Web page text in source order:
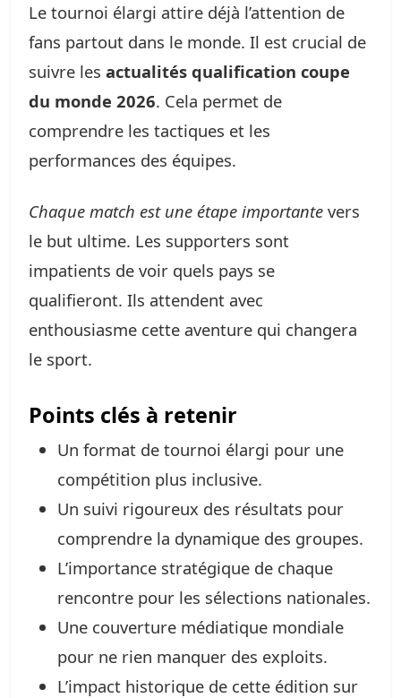
Le tournoi élargi attire déjà l’attention de
fans partout dans le monde. Il est crucial de
suivre les actualités qualification coupe
du monde 2026. Cela permet de
comprendre les tactiques et les
performances des équipes.
Chaque match est une étape importante vers
le but ultime. Les supporters sont
impatients de voir quels pays se
qualifieront. Ils attendent avec
enthousiasme cette aventure qui changera
le sport.
Points clés à retenir
Un format de tournoi élargi pour une
compétition plus inclusive.
Un suivi rigoureux des résultats pour
comprendre la dynamique des groupes.
L’importance stratégique de chaque
rencontre pour les sélections nationales.
Une couverture médiatique mondiale
pour ne rien manquer des exploits.
L’impact historique de cette édition sur